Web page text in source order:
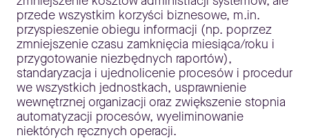
przede wszystkim korzyści biznesowe, m.in.
przyspieszenie obiegu informacji (np. poprzez
zmniejszenie czasu zamknięcia miesiąca/roku i
przygotowanie niezbędnych raportów),
standaryzacja i ujednolicenie procesów i procedur
we wszystkich jednostkach, usprawnienie
wewnętrznej organizacji oraz zwiększenie stopnia
automatyzacji procesów, wyeliminowanie
niektórych ręcznych operacji.